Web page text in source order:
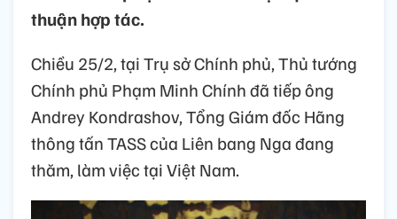
thuận hợp tác.
Chiều 25/2, tại Trụ sở Chính phủ, Thủ tướng
Chính phủ Phạm Minh Chính đã tiếp ông
Andrey Kondrashov, Tổng Giám đốc Hãng
thông tấn TASS của Liên bang Nga đang
thăm, làm việc tại Việt Nam.